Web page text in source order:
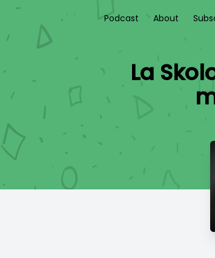
Podcast About
La